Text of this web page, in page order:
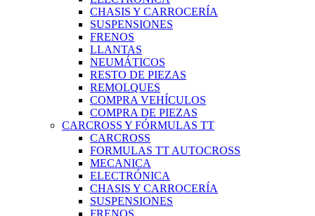
CHASIS Y CARROCERÍA
SUSPENSIONES
FRENOS
LLANTAS
NEUMÁTICOS
RESTO DE PIEZAS
REMOLQUES
COMPRA VEHÍCULOS
COMPRA DE PIEZAS
CARCROSS Y FÓRMULAS TT
CARCROSS
FORMULAS TT AUTOCROSS
MECANICA
ELECTRÓNICA
CHASIS Y CARROCERÍA
SUSPENSIONES
FRENOS